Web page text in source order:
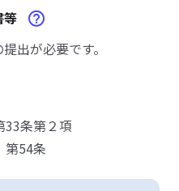
等
出が必要です。
33条第２項
第54条